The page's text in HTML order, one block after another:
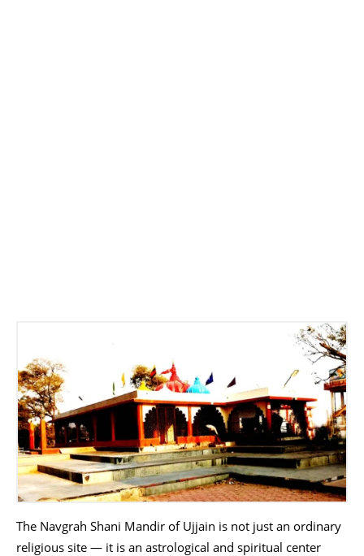
The Navgrah Shani Mandir of Ujjain is not just an ordinary
religious site — it is an astrological and spiritual center